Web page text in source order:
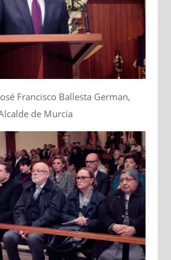
Francisco Ballesta German,
de Murcia